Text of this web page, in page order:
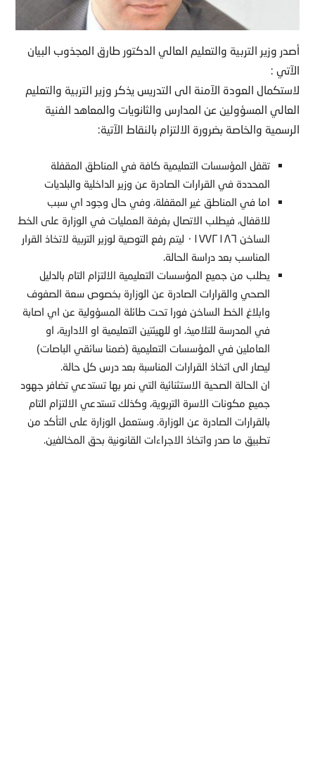
أصدر وزير التربية والتعليم العالي الدكتور طارق المجذوب البيان
الآتي :
لاستكمال العودة الآمنة الى التدريس يذكر وزير التربية والتعليم
العالي المسؤولين عن المدارس والثانويات والمعاهد الفنية
الرسمية والخاصة بضرورة الالتزام بالنقاط الآتية:
تقفل المؤسسات التعليمية كافة في المناطق المقفلة
المحددة في القرارات الصادرة عن وزير الداخلية والبلديات
اما في المناطق غير المقفلة، وفي حال وجود اي سبب
للاقفال، فيطلب الاتصال بغرفة العمليات في الوزارة على الخط
الساخن ٠١٧٧٢١٨٦ ليتم رفع التوصية لوزير التربية لاتخاذ القرار
المناسب بعد دراسة الحالة.
يطلب من جميع المؤسسات التعليمية الالتزام التام بالدليل
الصحي والقرارات الصادرة عن الوزارة بخصوص سعة الصفوف
وابلاغ الخط الساخن فورا تحت طائلة المسؤولية عن اي اصابة
في المدرسة للتلاميذ، او للهيئتين التعليمية او الادارية، او
العاملين في المؤسسات التعليمية (ضمنا سائقي الباصات)
ليصار الى اتخاذ القرارات المناسبة بعد درس كل حالة.
ان الحالة الصحية الاستثنائية التي نمر بها تستدعي تضافر جهود
جميع مكونات الاسرة التربوية، وكذلك تستدعي الالتزام التام
بالقرارات الصادرة عن الوزارة. وستعمل الوزارة على التأكد من
تطبيق ما صدر واتخاذ الاجراءات القانونية بحق المخالفين.